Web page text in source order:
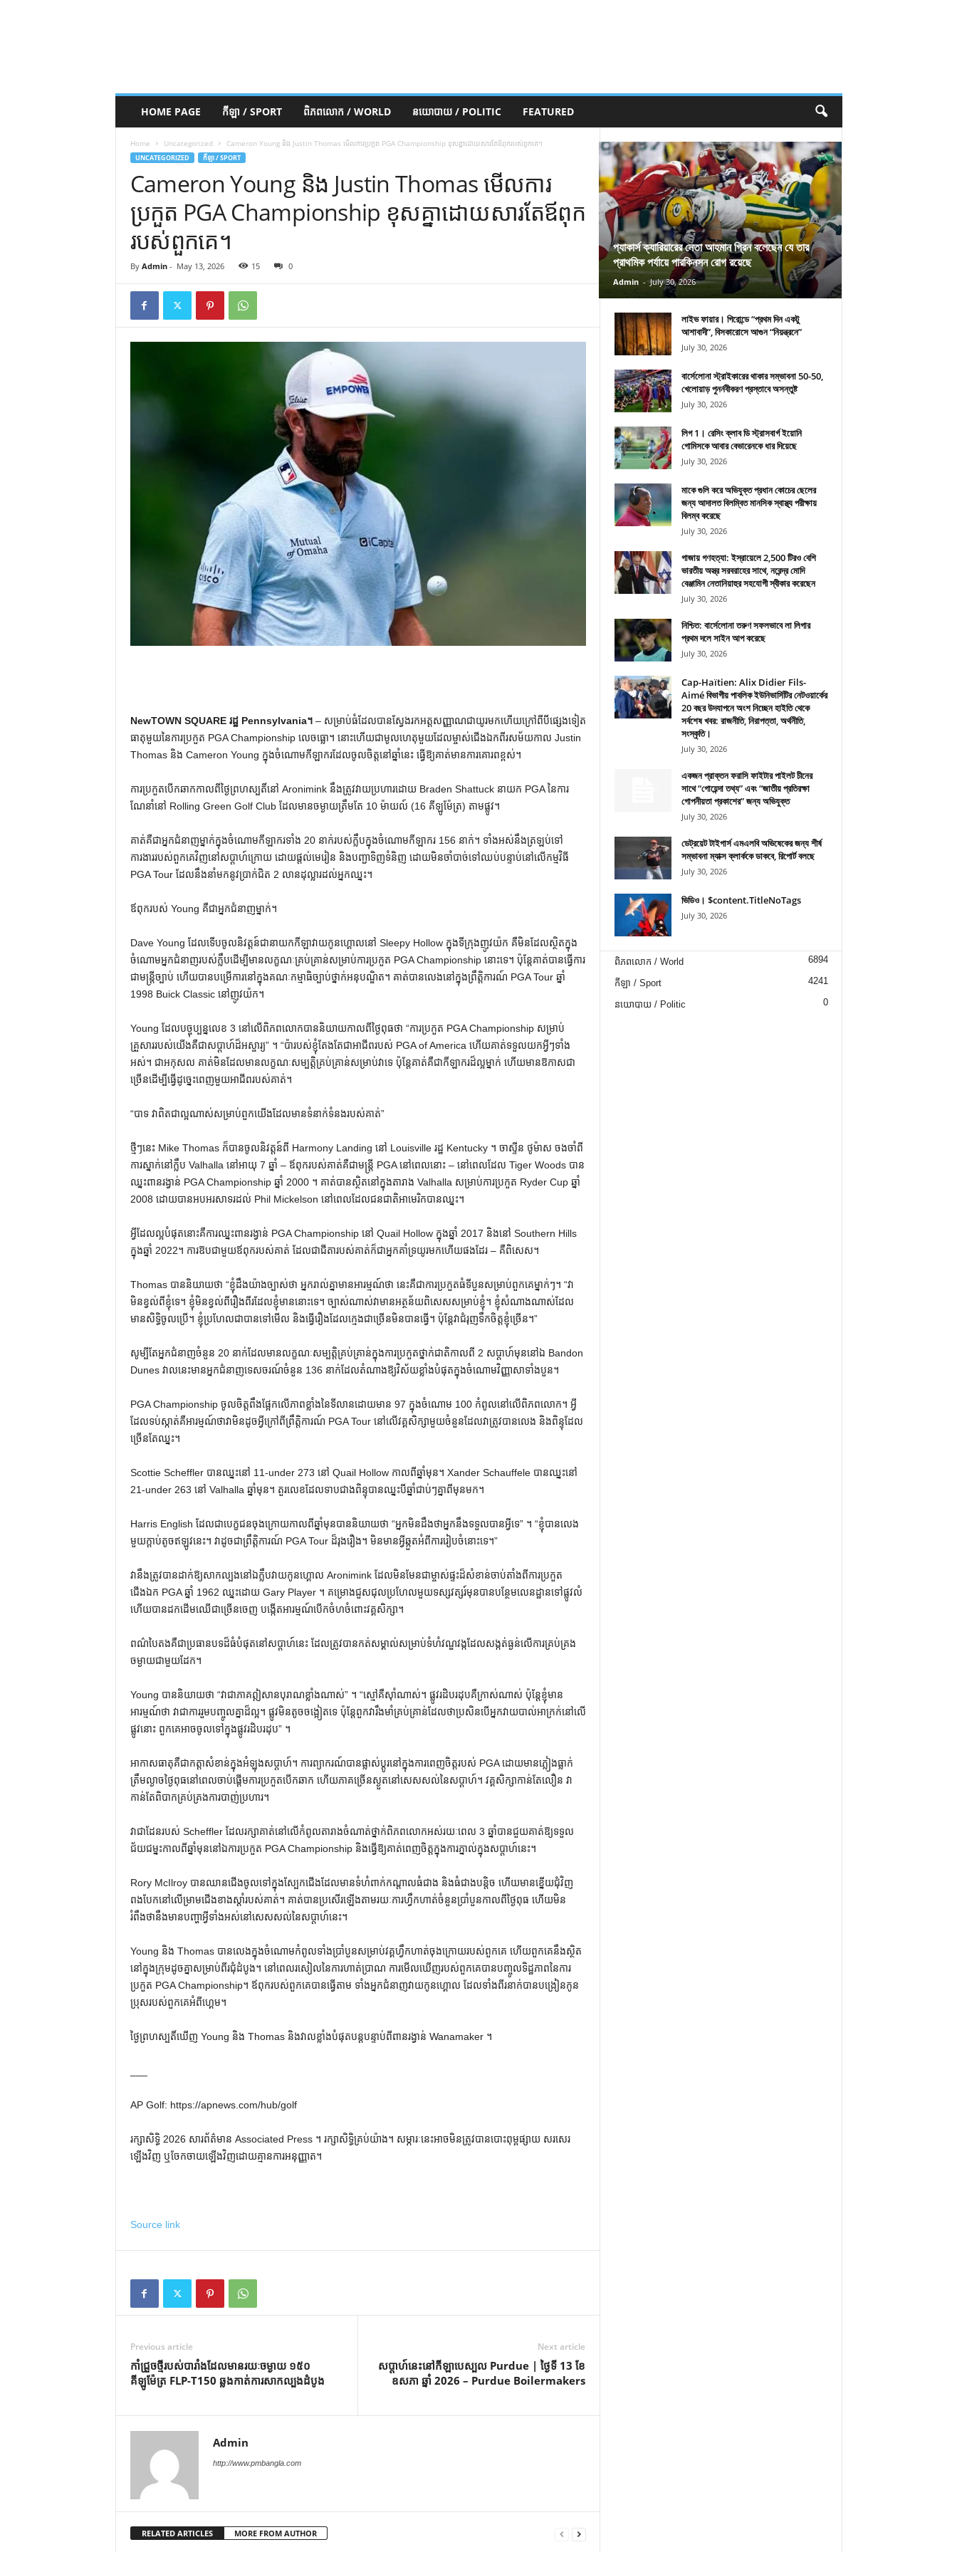
HOME PAGE កីឡា / SPORT ពិភពលោក / WORLD នយោបាយ / POLITIC FEATURED
Home Uncategorized Cameron Young និង Justin Thomas មើលការប្រកួត PGA Championship ខុសគ្នាដោយសារតែឪពុករបស់ពួកគេ។
UNCATEGORIZED កីឡា / SPORT
Cameron Young និង Justin Thomas មើលការ
ប្រកួត PGA Championship ខុសគ្នាដោយសារតែឪពុក
របស់ពួកគេ។
By Admin- May 13, 2026 15 0
NewTOWN SQUARE រដ្ឋ Pennsylvania។– សម្រាប់ធំដែលបានស្វែងរកអត្តសញ្ញាណជាយូរមកហើយក្រៅពីបីផ្សេងទៀត
ធាតុមួយនៃការប្រកួត PGA Championship លេចធ្លោ។ នោះហើយជាមូលហេតុមួយដែលម្ចាស់ជើងឯកពីរសម័យកាល Justin
Thomas និង Cameron Young ក្នុងចំណោមកីឡាករដែលចូលចិត្តនៅឆ្នាំនេះ ធ្វើឱ្យគាត់មានការគោរពខ្ពស់។
ការប្រកួតបើកឆាកកាលពីថ្ងៃព្រហស្បតិ៍នៅ Aronimink នឹងត្រូវវាយប្រហារដោយ Braden Shattuck នាយក PGA នៃការ
ណែនាំនៅ Rolling Green Golf Club ដែលមានចម្ងាយត្រឹមតែ 10 ម៉ាយល៍ (16 គីឡូម៉ែត្រ) តាមផ្លូវ។
គាត់គឺជាអ្នកជំនាញម្នាក់ក្នុងចំណោមកីឡាករទាំង 20 នាក់របស់ក្លឹបក្នុងចំណោមកីឡាករ 156 នាក់។ ទាំងអស់នឹងត្រឡប់ទៅ
ការងាររបស់ពួកគេវិញនៅសប្តាហ៍ក្រោយ ដោយផ្តល់មេរៀន និងបញ្ជាទិញទំនិញ ដោយមិនចាំបាច់ទៅឈប់បន្ទាប់នៅលើកម្មវិធី
PGA Tour ដែលនឹងនាំមកនូវប្រាក់ជិត 2 លានដុល្លារដល់អ្នកឈ្នះ។
ឪពុករបស់ Young គឺជាអ្នកជំនាញម្នាក់។
Dave Young ដែលទើបចូលនិវត្តន៍ជានាយកកីឡាវាយកូនហ្គោលនៅ Sleepy Hollow ក្នុងទីក្រុងញូវយ៉ក គឺមិនដែលស្ថិតក្នុង
ចំណោមអ្នកជំនាញរបស់ក្លឹបដើម្បីមានលក្ខណៈគ្រប់គ្រាន់សម្រាប់ការប្រកួត PGA Championship នោះទេ។ ប៉ុន្តែគាត់បានធ្វើការ
ជាមន្ត្រីច្បាប់ ហើយបានបម្រើការនៅក្នុងគណៈកម្មាធិច្បាប់ថ្នាក់អនុបណ្ឌិត។ គាត់បានលេងនៅក្នុងព្រឹត្តិការណ៍ PGA Tour ឆ្នាំ
1998 Buick Classic នៅញូវយ៉ក។
Young ដែលបច្ចុប្បន្នលេខ 3 នៅលើពិភពលោកបាននិយាយកាលពីថ្ងៃពុធថា “ការប្រកួត PGA Championship សម្រាប់
គ្រួសាររបស់យើងគឺជាសប្តាហ៍ដ៏អស្ចារ្យ” ។ “ប៉ារបស់ខ្ញុំតែងតែជាអាជីពរបស់ PGA of America ហើយគាត់ទទួលយកអ្វីៗទាំង
អស់។ ជាអកុសល គាត់មិនដែលមានលក្ខណៈសម្បត្តិគ្រប់គ្រាន់សម្រាប់វាទេ ប៉ុន្តែគាត់គឺជាកីឡាករដ៏ល្អម្នាក់ ហើយមានឱកាសជា
ច្រើនដើម្បីធ្វើដូច្នេះពេញមួយអាជីពរបស់គាត់។
“បាទ វាពិតជាល្អណាស់សម្រាប់ពួកយើងដែលមានទំនាក់ទំនងរបស់គាត់”
ថ្មីៗនេះ Mike Thomas ក៏បានចូលនិវត្តន៍ពី Harmony Landing នៅ Louisville រដ្ឋ Kentucky ។ ចាស្ទីន ថូម៉ាស ចងចាំពី
ការស្នាក់នៅក្លឹប Valhalla នៅអាយុ 7 ឆ្នាំ – ឪពុករបស់គាត់គឺជាមន្រ្តី PGA នៅពេលនោះ – នៅពេលដែល Tiger Woods បាន
ឈ្នះពានរង្វាន់ PGA Championship ឆ្នាំ 2000 ។ គាត់​បាន​ស្ថិត​នៅ​ក្នុង​តារាង Valhalla សម្រាប់​ការ​ប្រកួត Ryder Cup ឆ្នាំ
2008 ដោយ​បាន​អបអរសាទរ​ដល់ Phil Mickelson នៅ​ពេល​ដែល​ជនជាតិ​អាមេរិក​បាន​ឈ្នះ។
អ្វីដែលល្អបំផុតនោះគឺការឈ្នះពានរង្វាន់ PGA Championship នៅ Quail Hollow ក្នុងឆ្នាំ 2017 និងនៅ Southern Hills
ក្នុងឆ្នាំ 2022។ ការឱបជាមួយឪពុករបស់គាត់ ដែលជាជីតារបស់គាត់ក៏ជាអ្នកគាំទ្រយូរមកហើយផងដែរ – គឺពិសេស។
Thomas បាននិយាយថា “ខ្ញុំដឹងយ៉ាងច្បាស់ថា អ្នករាល់គ្នាមានអារម្មណ៍ថា នេះគឺជាការប្រកួតធំទីបួនសម្រាប់ពួកគេម្នាក់ៗ។ “វា
មិនខ្វល់ពីខ្ញុំទេ។ ខ្ញុំមិនខ្វល់ពីរឿងពីរដែលខ្ញុំមាននោះទេ។ ច្បាស់ណាស់វាមានអត្ថន័យពិសេសសម្រាប់ខ្ញុំ។ ខ្ញុំសំណាងណាស់ដែល
មានសិទ្ធិចូលប្រើ។ ខ្ញុំប្រហែលជាបានទៅមើល និងធ្វើរឿងដែលក្មេងជាច្រើនមិនបានធ្វើ។ ប៉ុន្តែវាជំរុញទឹកចិត្តខ្ញុំច្រើន។”
សូម្បីតែអ្នកជំនាញចំនួន 20 នាក់ដែលមានលក្ខណៈសម្បត្តិគ្រប់គ្រាន់ក្នុងការប្រកួតថ្នាក់ជាតិកាលពី 2 សប្តាហ៍មុននៅឯ Bandon
Dunes វាលនេះមានអ្នកជំនាញទេសចរណ៍ចំនួន 136 នាក់ដែលតំណាងឱ្យវិស័យខ្លាំងបំផុតក្នុងចំណោមវិញ្ញាសាទាំងបួន។
PGA Championship ចូលចិត្តពឹងផ្អែកលើភាពខ្លាំងនៃទីលានដោយមាន 97 ក្នុងចំណោម 100 កំពូលនៅលើពិភពលោក។ អ្វី​
ដែល​ទប់​ស្កាត់​គឺ​អារម្មណ៍​ថា​វា​មិន​ដូច​អ្វី​ក្រៅ​ពី​ព្រឹត្តិការណ៍ PGA Tour នៅ​លើ​វគ្គ​សិក្សា​មួយ​ចំនួន​ដែល​វា​ត្រូវ​បាន​លេង និង​ពិន្ទុ​ដែល​
ច្រើន​តែ​ឈ្នះ។
Scottie Scheffler បានឈ្នះនៅ 11-under 273 នៅ Quail Hollow កាលពីឆ្នាំមុន។ Xander Schauffele បានឈ្នះនៅ
21-under 263 នៅ Valhalla ឆ្នាំមុន។ តួរលេខដែលទាបជាងពិន្ទុបានឈ្នះបីឆ្នាំជាប់ៗគ្នាពីមុនមក។
Harris English ដែលជាបេក្ខជនចុងក្រោយកាលពីឆ្នាំមុនបាននិយាយថា “អ្នកមិនដឹងថាអ្នកនឹងទទួលបានអ្វីទេ” ។ “ខ្ញុំបានលេង
មួយក្តាប់តូចឥឡូវនេះ។ វាដូចជាព្រឹត្តិការណ៍ PGA Tour ដ៏រុងរឿង។ មិនមានអ្វីឆ្កួតអំពីការរៀបចំនោះទេ។”
វានឹងត្រូវបានដាក់ឱ្យសាកល្បងនៅឯក្លឹបវាយកូនហ្គោល Aronimink ដែលមិនមែនជាម្ចាស់ផ្ទះដ៏សំខាន់ចាប់តាំងពីការប្រកួត
ជើងឯក PGA ឆ្នាំ 1962 ឈ្នះដោយ Gary Player ។ គម្រោងជួសជុលប្រហែលមួយទស្សវត្សរ៍មុនបានបន្ថែមលេនដ្ឋានទៅផ្លូវលំ
ហើយបានដកដើមឈើជាច្រើនចេញ បង្កើតអារម្មណ៍បើកចំហចំពោះវគ្គសិក្សា។
ពណ៌បៃតងគឺជាប្រធានបទដ៏ធំបំផុតនៅសប្តាហ៍នេះ ដែលត្រូវបានកត់សម្គាល់សម្រាប់ទំហំវណ្ឌវង្កដែលសង្កត់ធ្ងន់លើការគ្រប់គ្រង
ចម្ងាយជាមួយដែក។
Young បាននិយាយថា “វាជាភាគឦសានបុរាណខ្លាំងណាស់” ។ “ស្មៅគឺស៊ាំណាស់។ ផ្លូវរដិបរដុបគឺក្រាស់ណាស់ ប៉ុន្តែខ្ញុំមាន
អារម្មណ៍ថា វាជាការរួមបញ្ចូលគ្នាដ៏ល្អ។ ផ្លូវមិនតូចចង្អៀតទេ ប៉ុន្តែពួកវារឹងមាំគ្រប់គ្រាន់ដែលថាប្រសិនបើអ្នកវាយបាល់អាក្រក់នៅលើ
ផ្លូវនោះ ពួកគេអាចចូលទៅក្នុងផ្លូវរដិបរដុប” ។
អាកាសធាតុគឺជាកត្តាសំខាន់ក្នុងអំឡុងសប្តាហ៍។ ការព្យាករណ៍បានផ្លាស់ប្តូរនៅក្នុងការពេញចិត្តរបស់ PGA ដោយមានភ្លៀងធ្លាក់
ត្រឹមល្ងាចថ្ងៃពុធនៅពេលចាប់ផ្តើមការប្រកួតបើកឆាក ហើយភាគច្រើនស្ងួតនៅសេសសល់នៃសប្តាហ៍។ វគ្គសិក្សាកាន់តែលឿន វា
កាន់តែពិបាកគ្រប់គ្រងការបាញ់ប្រហារ។
វាជាដែនរបស់ Scheffler ដែលរក្សាគាត់នៅលើកំពូលតារាងចំណាត់ថ្នាក់ពិភពលោកអស់រយៈពេល 3 ឆ្នាំបានជួយគាត់ឱ្យទទួល
ជ័យជម្នះកាលពីឆ្នាំមុននៅឯការប្រកួត PGA Championship និងធ្វើឱ្យគាត់ពេញចិត្តក្នុងការភ្នាល់ក្នុងសប្តាហ៍នេះ។
Rory McIlroy បានឈានជើងចូលទៅក្នុងស្បែកជើងដែលមានទំហំពាក់កណ្តាលធំជាង និងធំជាងបន្តិច ហើយមានខ្នើយជុំវិញ
ពងបែកនៅលើម្រាមជើងខាងស្តាំរបស់គាត់។ គាត់បានប្រសើរឡើងតាមរយៈការហ្វឹកហាត់ចំនួនប្រាំបួនកាលពីថ្ងៃពុធ ហើយមិន
រំពឹងថានឹងមានបញ្ហាអ្វីទាំងអស់នៅសេសសល់នៃសប្តាហ៍នេះ។
Young និង Thomas បានលេងក្នុងចំណោមកំពូលទាំងប្រាំបួនសម្រាប់វគ្គហ្វឹកហាត់ចុងក្រោយរបស់ពួកគេ ហើយពួកគេនឹងស្ថិត
នៅក្នុងក្រុមដូចគ្នាសម្រាប់ពីរជុំដំបូង។ នៅ​ពេល​រសៀល​នៃ​ការ​ហាត់​ប្រាណ ការ​មើល​ឃើញ​របស់​ពួក​គេ​បាន​បញ្ចូល​ទិដ្ឋភាព​នៃ​ការ​
ប្រកួត PGA Championship។ ឪពុករបស់ពួកគេបានធ្វើតាម ទាំងអ្នកជំនាញវាយកូនហ្គោល ដែលទាំងពីរនាក់បានបង្រៀនកូន
ប្រុសរបស់ពួកគេអំពីហ្គេម។
ថ្ងៃព្រហស្បតិ៍ឃើញ Young និង Thomas និងវាលខ្លាំងបំផុតបន្តបន្ទាប់ពីពានរង្វាន់ Wanamaker ។
AP Golf: https://apnews.com/hub/golf
រក្សាសិទ្ធិ 2026 សារព័ត៌មាន Associated Press ។ រក្សាសិទ្ធិគ្រប់យ៉ាង។ សម្ភារៈនេះអាចមិនត្រូវបានបោះពុម្ពផ្សាយ សរសេរ
ឡើងវិញ ឬចែកចាយឡើងវិញដោយគ្មានការអនុញ្ញាត។
Source link
Previous article
កាំជ្រួច​ថ្មី​របស់​បារាំង​ដែល​មាន​រយៈ​ចម្ងាយ ១៥០
គីឡូម៉ែត្រ FLP-T150 ឆ្លង​កាត់​ការ​សាកល្បង​ដំបូង
Next article
សប្តាហ៍នេះនៅកីឡាបេស្បល Purdue | ថ្ងៃទី 13 ខែ
ឧសភា ឆ្នាំ 2026 – Purdue Boilermakers
Admin
http://www.pmbangla.com
RELATED ARTICLES MORE FROM AUTHOR
প্যাকার্স ক্যারিয়ারের নেতা আহমান গ্রিন বলেছেন যে তার
প্রাথমিক পর্যায়ে পারকিনসন রোগ রয়েছে
Admin - July 30, 2026
লাইভ ফায়ার। গিরোন্ডে “প্রথম দিন একটু
আশাবাদী”, বিসকারোসে আগুন “নিয়ন্ত্রনে”
July 30, 2026
বার্সেলোনা স্ট্রাইকারের থাকার সম্ভাবনা 50-50,
খেলোয়াড় পুনর্নবীকরণ প্রস্তাবে অসন্তুষ্ট
July 30, 2026
লিগ 1। রেসিং ক্লাব ডি স্ট্রাসবার্গ ইয়োনি
গোমিসকে আবার বেভারেনকে ধার দিয়েছে
July 30, 2026
মাকে গুলি করে অভিযুক্ত প্রধান কোচের ছেলের
জন্য আদালত বিলম্বিত মানসিক স্বাস্থ্য পরীক্ষায়
বিলম্ব করেছে
July 30, 2026
গাজায় গণহত্যা: ইস্রায়েলে 2,500 টিরও বেশি
ভারতীয় অস্ত্র সরবরাহের সাথে, নরেন্দ্র মোদি
বেঞ্জামিন নেতানিয়াহুর সহযোগী স্বীকার করেছেন
July 30, 2026
নিশ্চিত: বার্সেলোনা তরুণ সফলভাবে লা লিগার
প্রথম দলে সাইন আপ করেছে
July 30, 2026
Cap-Haïtien: Alix Didier Fils-
Aimé বিভাগীয় পাবলিক ইউনিভার্সিটির নেটওয়ার্কের
20 বছর উদযাপনে অংশ নিচ্ছেন হাইতি থেকে
সর্বশেষ খবর: রাজনীতি, নিরাপত্তা, অর্থনীতি,
সংস্কৃতি।
July 30, 2026
একজন প্রাক্তন ফরাসি ফাইটার পাইলট চীনের
সাথে “গোয়েন্দা তথ্য” এবং “জাতীয় প্রতিরক্ষা
গোপনীয়তা প্রকাশের” জন্য অভিযুক্ত
July 30, 2026
ডেট্রয়েট টাইগার্স এমএলবি অভিষেকের জন্য শীর্ষ
সম্ভাবনা ম্যাক্স ক্লার্ককে ডাকবে, রিপোর্ট বলছে
July 30, 2026
ভিডিও। $content.TitleNoTags
July 30, 2026
ពិភពលោក / World 6894
កីឡា / Sport 4241
នយោបាយ / Politic 0